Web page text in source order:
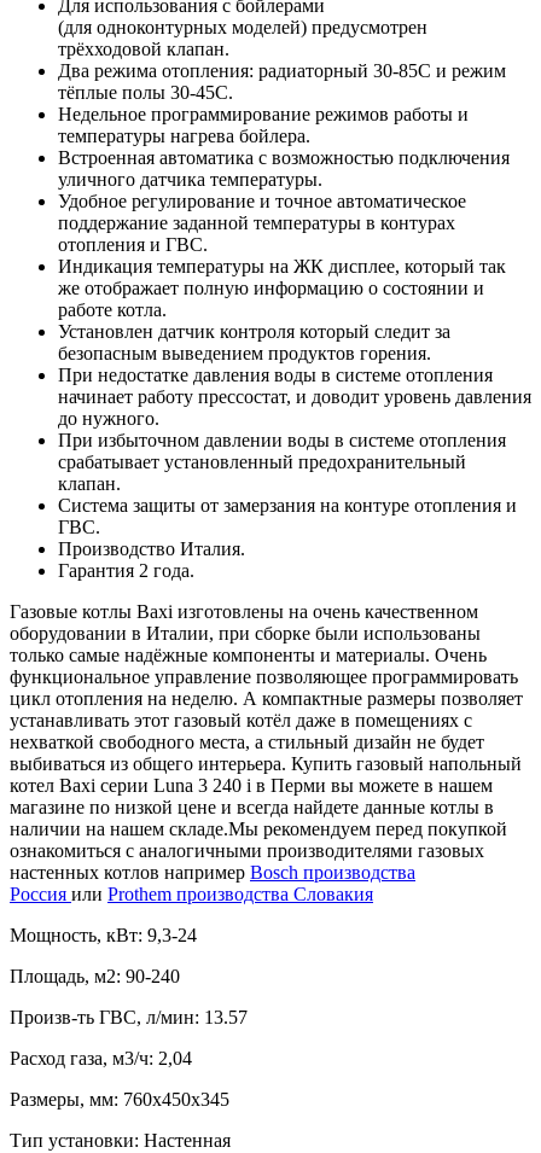
Для использования с бойлерами
(для одноконтурных моделей) предусмотрен
трёхходовой клапан.
Два режима отопления: радиаторный 30-85C и режим
тёплые полы 30-45C.
Недельное программирование режимов работы и
температуры нагрева бойлера.
Встроенная автоматика с возможностью подключения
уличного датчика температуры.
Удобное регулирование и точное автоматическое
поддержание заданной температуры в контурах
отопления и ГВС.
Индикация температуры на ЖК дисплее, который так
же отображает полную информацию о состоянии и
работе котла.
Установлен датчик контроля который следит за
безопасным выведением продуктов горения.
При недостатке давления воды в системе отопления
начинает работу прессостат, и доводит уровень давления
до нужного.
При избыточном давлении воды в системе отопления
срабатывает установленный предохранительный
клапан.
Система защиты от замерзания на контуре отопления и
ГВС.
Производство Италия.
Гарантия 2 года.
Газовые котлы Baxi изготовлены на очень качественном
оборудовании в Италии, при сборке были использованы
только самые надёжные компоненты и материалы. Очень
функциональное управление позволяющее программировать
цикл отопления на неделю. А компактные размеры позволяет
устанавливать этот газовый котёл даже в помещениях с
нехваткой свободного места, а стильный дизайн не будет
выбиваться из общего интерьера. Купить газовый напольный
котел Baxi серии Luna 3 240 i в Перми вы можете в нашем
магазине по низкой цене и всегда найдете данные котлы в
наличии на нашем складе.Мы рекомендуем перед покупкой
ознакомиться с аналогичными производителями газовых
настенных котлов например Bosch производства
Россия или Prothem производства Словакия
Мощность, кВт: 9,3-24
Площадь, м2: 90-240
Произв-ть ГВС, л/мин: 13.57
Расход газа, м3/ч: 2,04
Размеры, мм: 760x450x345
Тип установки: Настенная